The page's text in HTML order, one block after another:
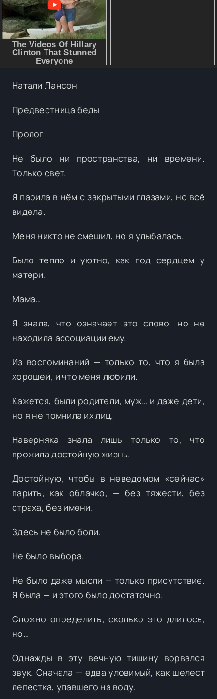
Натали Лансон
Предвестница беды
Пролог
Не было ни пространства, ни времени.
Только свет.
Я парила в нём с закрытыми глазами, но всё
видела.
Меня никто не смешил, но я улыбалась.
Было тепло и уютно, как под сердцем у
матери.
Мама…
Я знала, что означает это слово, но не
находила ассоциации ему.
Из воспоминаний — только то, что я была
хорошей, и что меня любили.
Кажется, были родители, муж… и даже дети,
но я не помнила их лиц.
Наверняка знала лишь только то, что
прожила достойную жизнь.
Достойную, чтобы в неведомом «сейчас»
парить, как облачко, — без тяжести, без
страха, без имени.
Здесь не было боли.
Не было выбора.
Не было даже мысли — только присутствие.
Я была — и этого было достаточно.
Сложно определить, сколько это длилось,
но…
Однажды в эту вечную тишину ворвался
звук. Сначала — едва уловимый, как шелест
лепестка, упавшего на воду.